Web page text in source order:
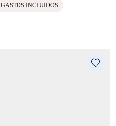
INCLUIDOS